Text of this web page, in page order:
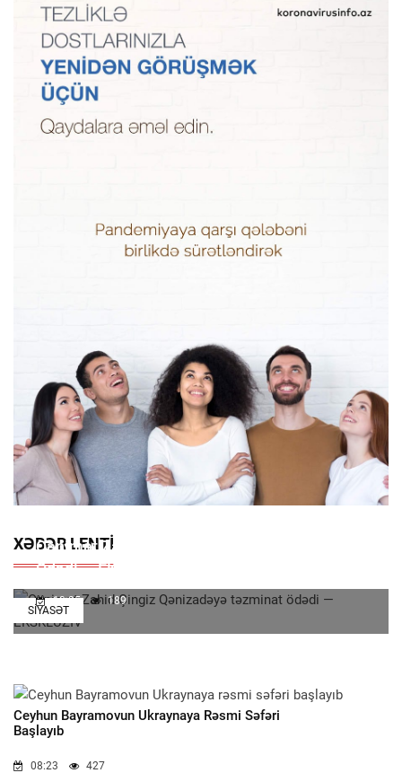
XƏBƏR LENTI
SIYASƏT
Qənimət Zahid Çingiz Qənizadəyə Təzminat
Ödədi — EKSKLÜZİV
13:25 189
Ceyhun Bayramovun Ukraynaya Rəsmi Səfəri
Başlayıb
08:23 427